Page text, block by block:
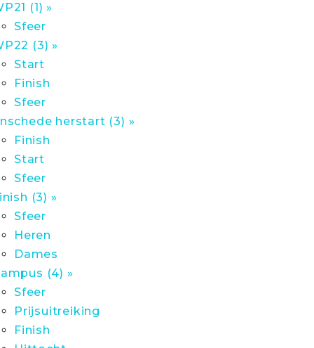
(1) »
Sfeer
(3) »
Start
Finish
Sfeer
herstart (3) »
Finish
Start
Sfeer
(3) »
Sfeer
Heren
Dames
(4) »
Sfeer
Prijsuitreiking
Finish